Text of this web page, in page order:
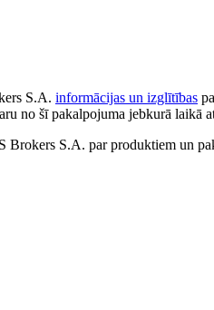
S.A. informācijas un izglītības
no šī pakalpojuma jebkurā laikā
S.A. par produktiem un